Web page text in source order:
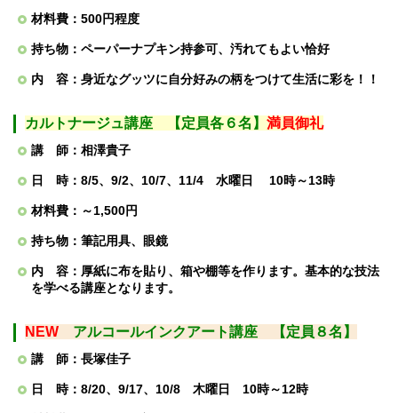
材料費：500円程度
持ち物：ペーパーナプキン持参可、汚れてもよい恰好
内 容：身近なグッツに自分好みの柄をつけて生活に彩を！！
カルトナージュ講座 【定員各６名】 満員御礼
講 師：相澤貴子
日 時：8/5、9/2、10/7、11/4 水曜日 10時～13時
材料費：～1,500円
持ち物：筆記用具、眼鏡
内 容：厚紙に布を貼り、箱や棚等を作ります。基本的な技法
を学べる講座となります。
NEW アルコールインクアート講座 【定員８名】
講 師：長塚佳子
日 時：8/20、9/17、10/8 木曜日 10時～12時